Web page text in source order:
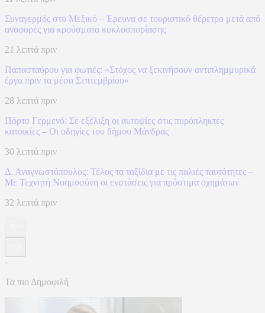
Συναγερμός στο Μεξικό – Έρευνα σε τουριστικό θέρετρο μετά από
αναφορές για κρούσματα κυκλοσπορίασης
21 λεπτά πριν
Παπασταύρου για φωτιές: «Στόχος να ξεκινήσουν αντιπλημμυρικά
έργα πριν τα μέσα Σεπτεμβρίου»
28 λεπτά πριν
Πόρτο Γερμενό: Σε εξέλιξη οι αυτοψίες στις πυρόπληκτες
κατοικίες – Οι οδηγίες του δήμου Μάνδρας
30 λεπτά πριν
Δ. Αναγνωστόπουλος: Τέλος τα ταξίδια με τις παλιές ταυτότητες –
Με Τεχνητή Νοημοσύνη οι ενστάσεις για πρόστιμα οχημάτων
32 λεπτά πριν
-
Τα πιο Δημοφιλή